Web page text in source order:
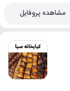
مشاهده پروفایل